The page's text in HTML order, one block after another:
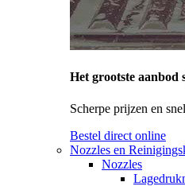
Het grootste aanbod
Scherpe prijzen en
Bestel direct online
Nozzles en
Nozzles